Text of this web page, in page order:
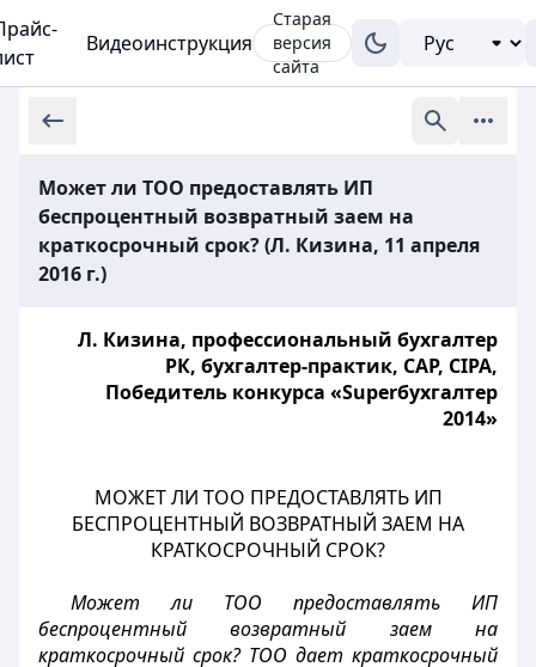
Видеоинструкция
Старая
версия
сайта
Может ли ТОО предоставлять ИП
беспроцентный возвратный заем на
краткосрочный срок? (Л. Кизина, 11 апреля
2016 г.)
Л. Кизина, профессиональный бухгалтер
РК, бухгалтер-практик, CAP, CIPA,
Победитель конкурса «Superбухгалтер
2014»
МОЖЕТ ЛИ ТОО ПРЕДОСТАВЛЯТЬ ИП
БЕСПРОЦЕНТНЫЙ ВОЗВРАТНЫЙ ЗАЕМ НА
КРАТКОСРОЧНЫЙ СРОК?
Может ли ТОО предоставлять ИП
беспроцентный возвратный заем на
краткосрочный срок? ТОО дает краткосрочный